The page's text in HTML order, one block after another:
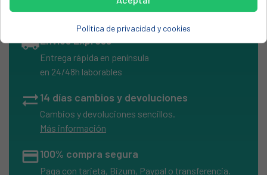
local_shippingEnvíos Express
Entrega rápida en península
en 24/48h laborables
sync_alt14 días cambios y devoluciones
Cambios y devoluciones sencillos.
Más información
credit_card100% compra segura
Paga con tarjeta, Bizum, Paypal o transferencia.
Política de privacidad y cookies